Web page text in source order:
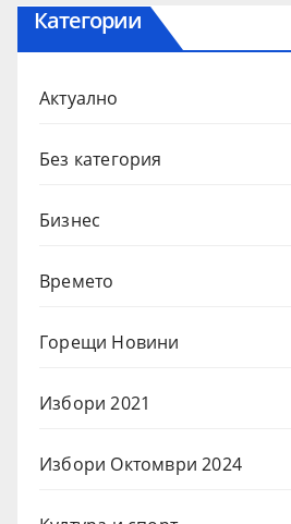
Категории
Актуално
Без категория
Бизнес
Времето
Горещи Новини
Избори 2021
Избори Октомври 2024